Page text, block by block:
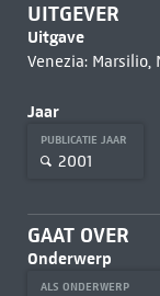
UITGEVER
Uitgave
Venezia: Marsilio,
Jaar
PUBLICATIE JAAR
2001
GAAT OVER
Onderwerp
ALS ONDERWERP